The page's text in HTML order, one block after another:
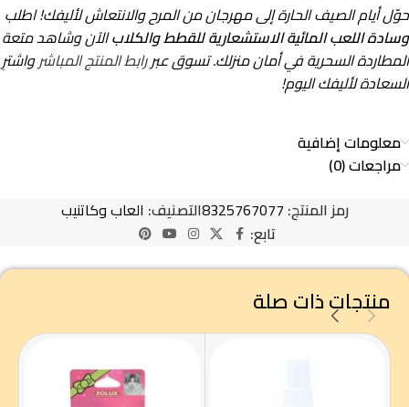
حوّل أيام الصيف الحارة إلى مهرجان من المرح والانتعاش لأليفك! اطلب
وسادة اللعب المائية الاستشعارية للقطط والكلابالآن وشاهد متعة
المطاردة السحرية في أمان منزلك. تسوق عبررابط المنتج المباشرواشترِ
السعادة لأليفك اليوم!
معلومات إضافية
مراجعات (0)
رمز المنتج: 8325767077التصنيف: العاب وكاتنيب
تابع:
منتجات ذات صلة